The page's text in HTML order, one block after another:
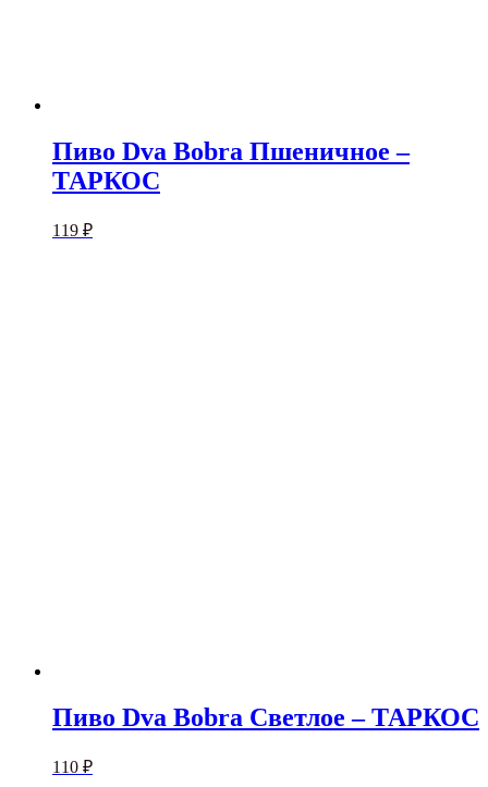
Пиво Dva Bobra Пшеничное –
ТАРКОС
119 ₽
Пиво Dva Bobra Светлое – ТАРКОС
110 ₽